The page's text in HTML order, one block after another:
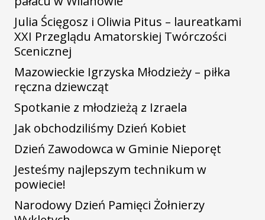
Julia Ścięgosz i Oliwia Pitus – laureatkami
XXI Przeglądu Amatorskiej Twórczości
Scenicznej
Mazowieckie Igrzyska Młodzieży – piłka
ręczna dziewcząt
Spotkanie z młodzieżą z Izraela
Jak obchodziliśmy Dzień Kobiet
Dzień Zawodowca w Gminie Nieporęt
Jesteśmy najlepszym technikum w
powiecie!
Narodowy Dzień Pamięci Żołnierzy